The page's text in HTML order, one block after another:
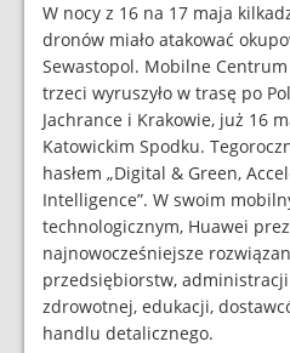
W nocy z 16 na 17 maja
dronów miało atakować
Sewastopol. Mobilne
trzeci wyruszyło w trasę po
Jachrance i Krakowie, już 16
Katowickim Spodku.
hasłem „Digital & Green,
Intelligence”. W swoim
technologicznym, Huawei
najnowocześniejsze
przedsiębiorstw,
zdrowotnej, edukacji,
handlu detalicznego.